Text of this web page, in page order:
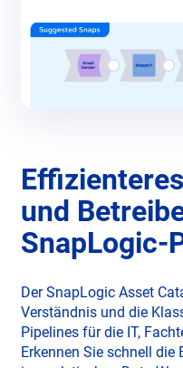
und
SnapLogic-
Der SnapLogic Asset
Verständnis und die
Pipelines für die IT,
Erkennen Sie schnell